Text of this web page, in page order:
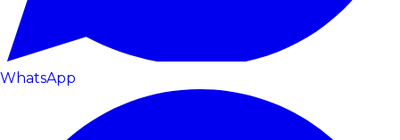
WhatsApp